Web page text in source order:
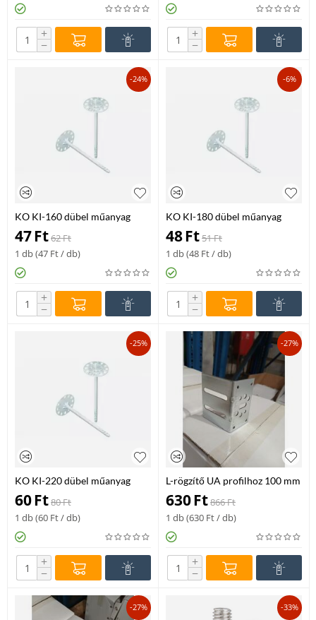
+
−
+
−
-24%
KO KI-160 dübel műanyag
szeggel 160 mm
47Ft62Ft
1 db (47 Ft/ db)
+
−
-6%
KO KI-180 dübel műanyag
szeggel 180 mm
48Ft51Ft
1 db (48 Ft/ db)
+
−
-25%
KO KI-220 dübel műanyag
szeggel 220 mm
60Ft80Ft
1 db (60 Ft/ db)
+
−
-27%
L-rögzítő UA profilhoz 100 mm
630Ft866Ft
1 db (630 Ft/ db)
+
−
-27% -33%